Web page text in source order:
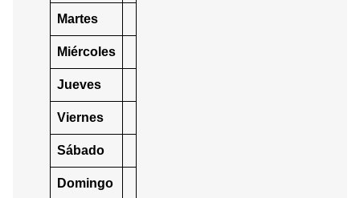
Martes
Miércoles
Jueves
Viernes
Sábado
Domingo